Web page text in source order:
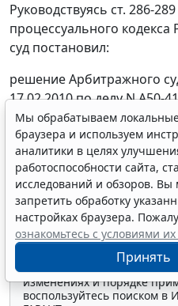
Руководствуясь ст. 286-289
процессуального
суд постановил:
решение Арбитражного
17.02.2010 по делу N А50-
Семнадцатого
от 29.04.2010 по тому же
изменения,
инспекции Федеральной
крупнейшим
краю - без
Для просмотра
получения полной
изменениях и порядке
воспользуйтесь поиском в
Мы обрабатываем
браузера и используем
аналитики в целях
работоспособности сайта,
исследований и обзоров. Вы
запретить обработку
настройках браузера.
ознакомьтесь с условиями
Принять